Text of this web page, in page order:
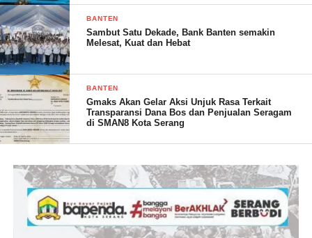
untuk membahas langkah-langkah strategis yang akan diambil
dalam tahun ini. Dengan demikian, diharapkan PPNI Pesawaran
dapat memberikan kontribusi yang lebih besar dalam melayani
masyarakat. (*)
SOLA. (RG)
Post Views: 18
BANTEN
Sambut Satu Dekade, Bank Banten semakin
Melesat, Kuat dan Hebat
BANTEN
Gmaks Akan Gelar Aksi Unjuk Rasa Terkait
Transparansi Dana Bos dan Penjualan Seragam
di SMAN8 Kota Serang